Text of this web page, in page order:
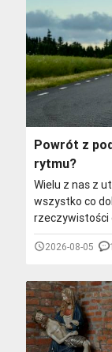
Powrót z
rytmu?
Wielu z nas z
wszystko co
rzeczywistości
jednak
wejść w swój
2026-08-05 1